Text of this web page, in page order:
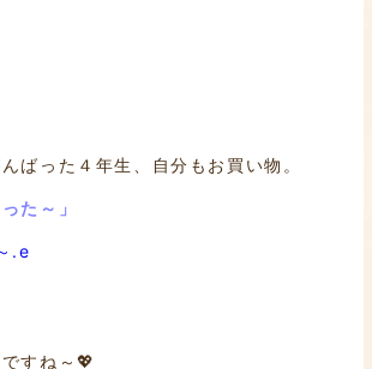
ばった４年生、自分もお買い物。
た～」
すね～💖